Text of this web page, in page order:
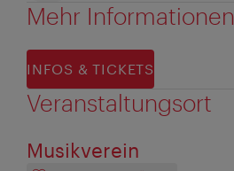
Mehr Informationen
INFOS & TICKETS
Veranstaltungsort
Musikverein